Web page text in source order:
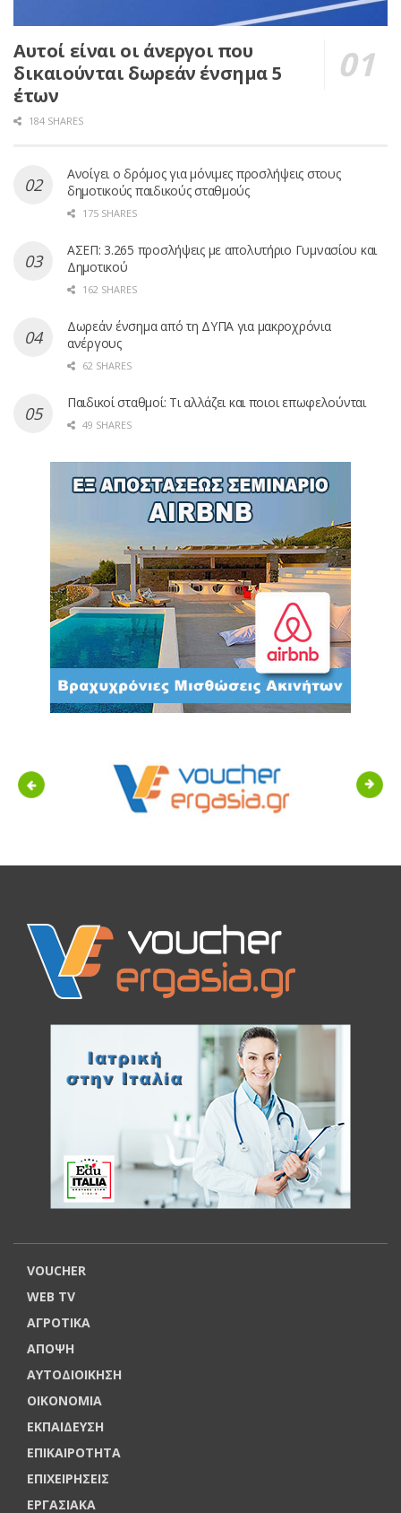
Αυτοί είναι οι άνεργοι που
δικαιούνται δωρεάν ένσημα 5
έτων
184 SHARES
Ανοίγει ο δρόμος για μόνιμες προσλήψεις στους
δημοτικούς παιδικούς σταθμούς
175 SHARES
ΑΣΕΠ: 3.265 προσλήψεις με απολυτήριο Γυμνασίου και
Δημοτικού
162 SHARES
Δωρεάν ένσημα από τη ΔΥΠΑ για μακροχρόνια
ανέργους
62 SHARES
Παιδικοί σταθμοί: Τι αλλάζει και ποιοι επωφελούνται
49 SHARES
Previous Next
VOUCHER
WEB TV
ΑΓΡΟΤΙΚΑ
ΑΠΟΨΗ
ΑΥΤΟΔΙΟΙΚΗΣΗ
ΟΙΚΟΝΟΜΙΑ
ΕΚΠΑΙΔΕΥΣΗ
ΕΠΙΚΑΙΡΟΤΗΤΑ
ΕΠΙΧΕΙΡΗΣΕΙΣ
ΕΡΓΑΣΙΑΚΑ